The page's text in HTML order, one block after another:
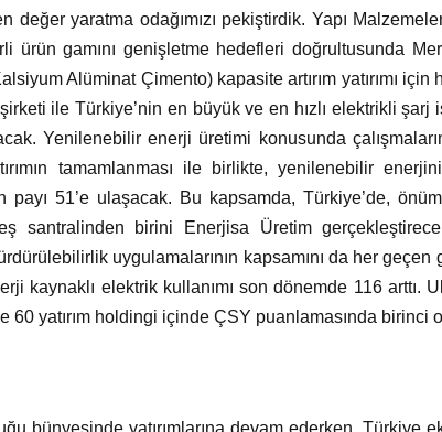
değer yaratma odağımızı pekiştirdik. Yapı
ürün gamını genişletme hedefleri doğrultusunda
Alüminat Çimento) kapasite artırım yatırımı
ile Türkiye’nin en büyük ve en hızlı elektrikli şarj
Yenilenebilir enerji üretimi konusunda
tamamlanması ile birlikte, yenilenebilir
payı 51’e ulaşacak. Bu kapsamda, Türkiye’de,
santralinden birini Enerjisa Üretim
uygulamalarının kapsamını da her
kaynaklı elektrik kullanımı son dönemde 116 arttı.
60 yatırım holdingi içinde ÇSY puanlamasında birinci
bünyesinde yatırımlarına devam ederken, Türkiye